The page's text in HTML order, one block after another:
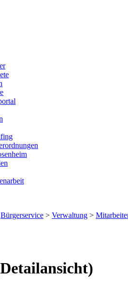
Bürgerservice > Verwaltung >